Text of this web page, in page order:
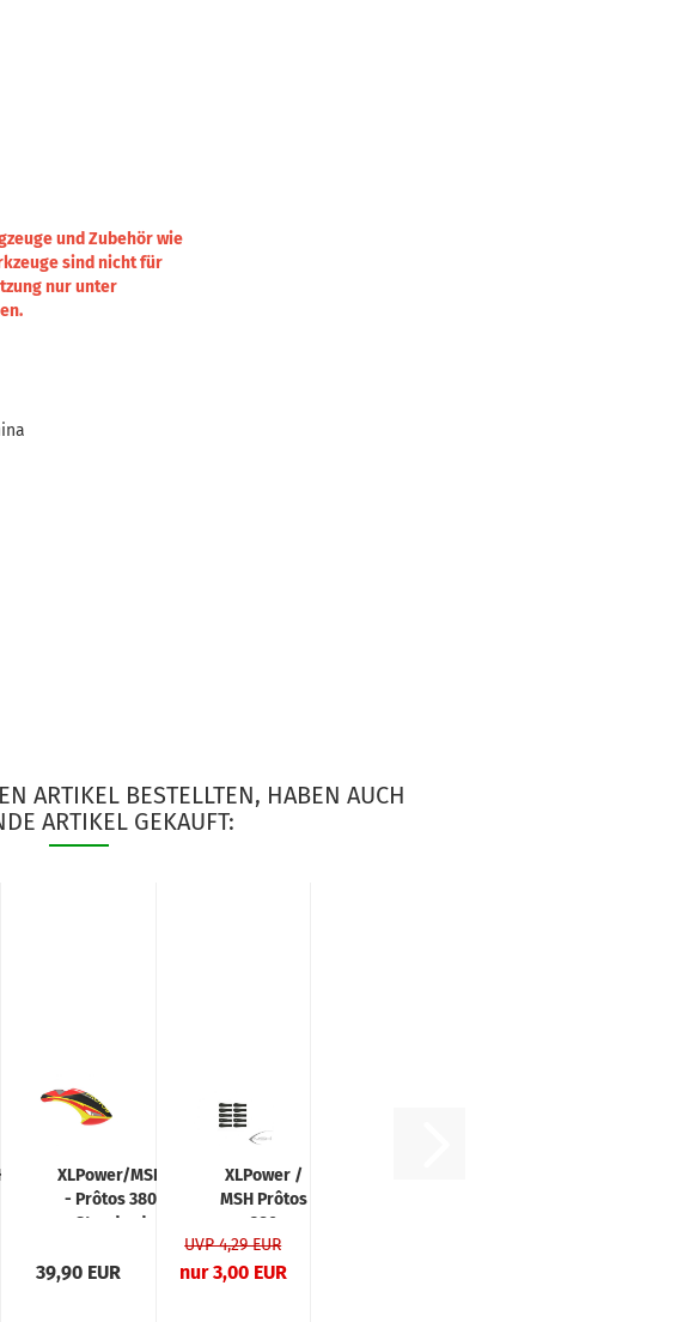
und Zubehör wie
sind nicht für
nur unter
ARTIKEL BESTELLTEN, HABEN AUCH
ARTIKEL GEKAUFT:
XLPower/MSH
- Prôtos 380
Standard
Orange Gelb
39,90 EUR
XLPower /
MSH Prôtos
380
Kugelpfannen
Set L
UVP 4,29 EUR
nur 3,00 EUR